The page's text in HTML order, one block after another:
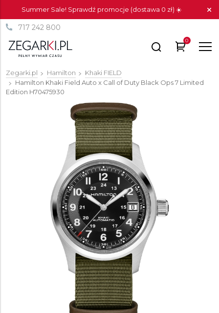
Summer Sale! Sprawdź promocje (dostawa 0 zł) ☀️
717 242 800
0
Zegarki.pl Hamilton
Khaki FIELD
Hamilton Khaki Field Auto x Call of Duty Black Ops 7 Limited
Edition H70475930